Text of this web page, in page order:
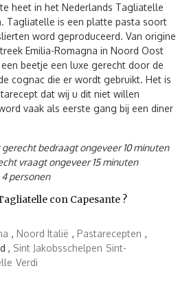
heet in het Nederlands Tagliatelle
Tagliatelle is een platte pasta soort
word geproduceerd. Van origine
Emilia-Romagna in Noord Oost
beetje een luxe gerecht door de
cognac die er wordt gebruikt. Het is
dat wij u dit niet willen
vaak als eerste gang bij een diner
bedraagt ongeveer 10 minuten
vraagt ongeveer 15 minuten
personen
con Capesante ?
, Noord Italië , Pastarecepten ,
, Sint Jakobsschelpen Sint-
Verdi